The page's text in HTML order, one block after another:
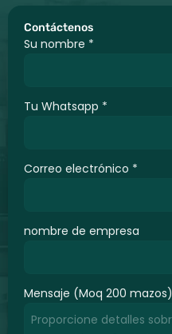
Contáctenos
Su nombre *
Tu Whatsapp *
Correo electrónico *
nombre de empresa
Mensaje (Moq 200 mazos)